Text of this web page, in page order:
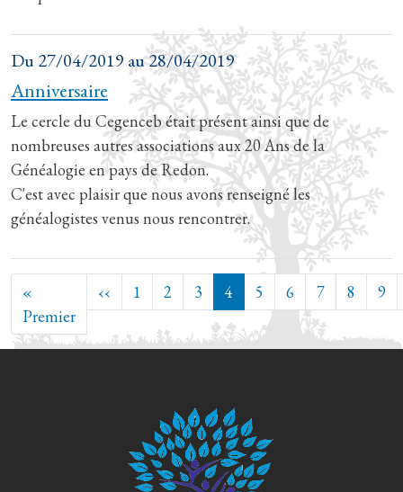
Du27/04/2019 au28/04/2019
Anniversaire
Le cercle du Cegenceb était présent ainsi que de
nombreuses autres associations aux 20 Ans de la
Généalogie en pays de Redon.
C'est avec plaisir que nous avons renseigné les
généalogistes venus nous rencontrer.
Pagination
«
PremierPremière page
‹‹ Page précédente
1 2 3 4 5 6 7 8 9